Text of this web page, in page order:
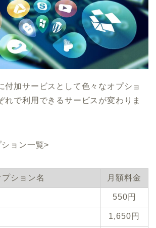
付加サービスとして色々なオプショ
れで利用できるサービスが変わりま
ョン一覧>
プション名 月額料金
550 円
1,650 円